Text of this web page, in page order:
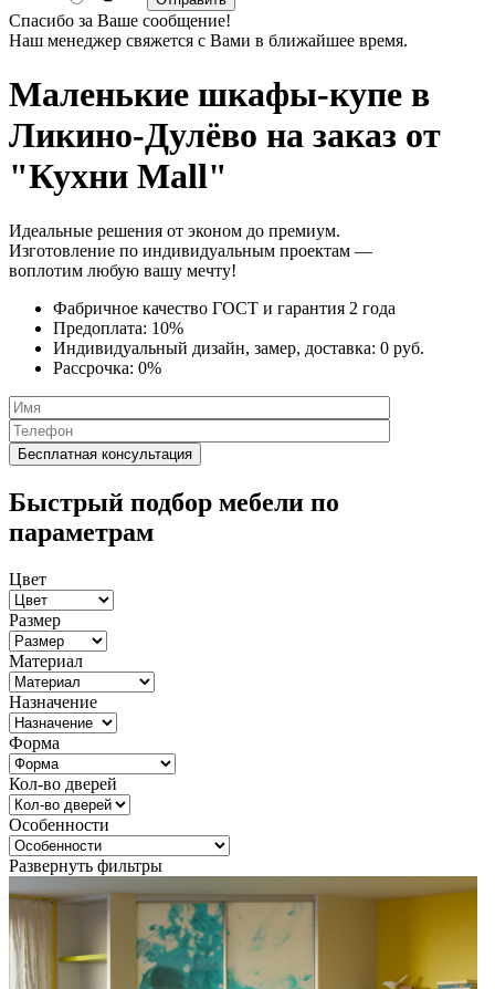
Спасибо за Ваше сообщение!
Наш менеджер свяжется с Вами в ближайшее время.
Маленькие шкафы-купе в
Ликино-Дулёво на заказ от
"Кухни Mall"
Идеальные решения от эконом до премиум.
Изготовление по индивидуальным проектам —
воплотим любую вашу мечту!
Фабричное качество ГОСТ и гарантия 2 года
Предоплата: 10%
Индивидуальный дизайн, замер, доставка: 0 руб.
Рассрочка: 0%
Быстрый подбор мебели по
параметрам
Цвет
Размер
Материал
Назначение
Форма
Кол-во дверей
Особенности
Развернуть фильтры